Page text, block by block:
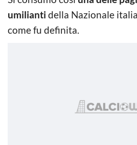
umilianti della Nazionale
come fu definita.